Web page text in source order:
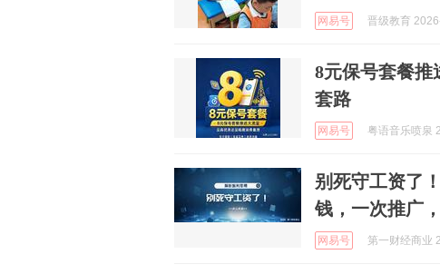
网易号 晋级教育
8元保号套餐推
套路
网易号 粤语音乐喷泉
别死守工资了
钱，一次推广
网易号 第一财经商业